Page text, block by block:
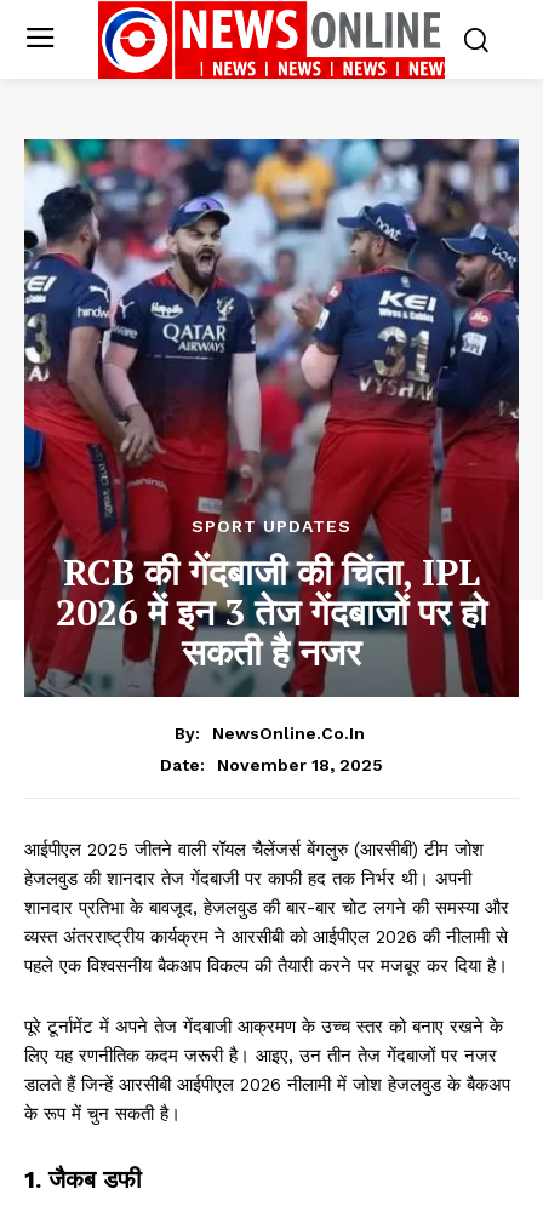
SPORT UPDATES
RCB की गेंदबाजी की चिंता, IPL
2026 में इन 3 तेज गेंदबाजों पर हो
सकती है नजर
By:
NewsOnline.co.in
Date:
November 18, 2025
आईपीएल 2025 जीतने वाली रॉयल चैलेंजर्स बेंगलुरु (आरसीबी) टीम जोश
हेजलवुड की शानदार तेज गेंदबाजी पर काफी हद तक निर्भर थी। अपनी
शानदार प्रतिभा के बावजूद, हेजलवुड की बार-बार चोट लगने की समस्या और
व्यस्त अंतरराष्ट्रीय कार्यक्रम ने आरसीबी को आईपीएल 2026 की नीलामी से
पहले एक विश्वसनीय बैकअप विकल्प की तैयारी करने पर मजबूर कर दिया है।
पूरे टूर्नामेंट में अपने तेज गेंदबाजी आक्रमण के उच्च स्तर को बनाए रखने के
लिए यह रणनीतिक कदम जरूरी है। आइए, उन तीन तेज गेंदबाजों पर नजर
डालते हैं जिन्हें आरसीबी आईपीएल 2026 नीलामी में जोश हेजलवुड के बैकअप
के रूप में चुन सकती है।
1. जैकब डफी